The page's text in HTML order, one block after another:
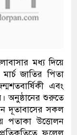
মধ্য দিয়ে
জাতির পিতা
এবং
অনুষ্ঠানের শুরুতে
দূতাবাসের সকল
পতাকা উত্তোলন